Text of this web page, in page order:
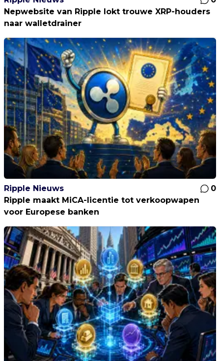
Nepwebsite van Ripple lokt trouwe XRP-houders
naar walletdrainer
Ripple Nieuws
0
Ripple maakt MiCA-licentie tot verkoopwapen
voor Europese banken